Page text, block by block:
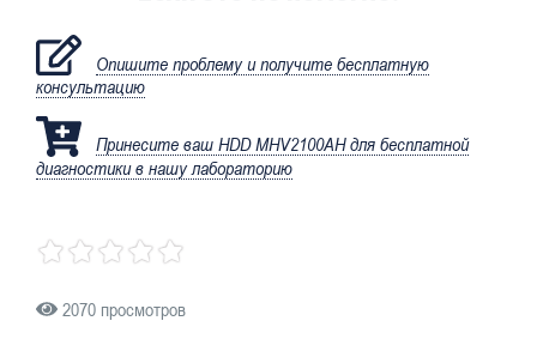
Опишите проблему и получите бесплатную
консультацию
Принесите ваш HDD MHV2100AH для бесплатной
диагностики в нашу лабораторию
2070 просмотров